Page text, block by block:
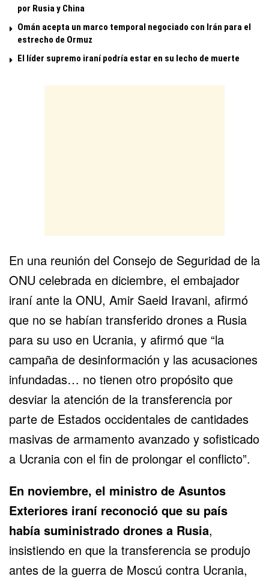
por Rusia y China
Omán acepta un marco temporal negociado con Irán para el
estrecho de Ormuz
El líder supremo iraní podría estar en su lecho de muerte
En una reunión del Consejo de Seguridad de la
ONU celebrada en diciembre, el embajador
iraní ante la ONU, Amir Saeid Iravani, afirmó
que no se habían transferido drones a Rusia
para su uso en Ucrania, y afirmó que “la
campaña de desinformación y las acusaciones
infundadas… no tienen otro propósito que
desviar la atención de la transferencia por
parte de Estados occidentales de cantidades
masivas de armamento avanzado y sofisticado
a Ucrania con el fin de prolongar el conflicto”.
En noviembre, el ministro de Asuntos
Exteriores iraní reconoció que su país
había suministrado drones a Rusia,
insistiendo en que la transferencia se produjo
antes de la guerra de Moscú contra Ucrania,